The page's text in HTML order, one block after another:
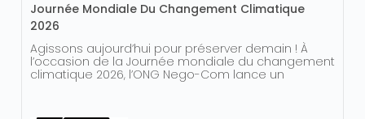
Journée Mondiale Du Changement Climatique
2026
Agissons aujourd’hui pour préserver demain ! À
l’occasion de la Journée mondiale du changement
climatique 2026, l’ONG Nego-Com lance un